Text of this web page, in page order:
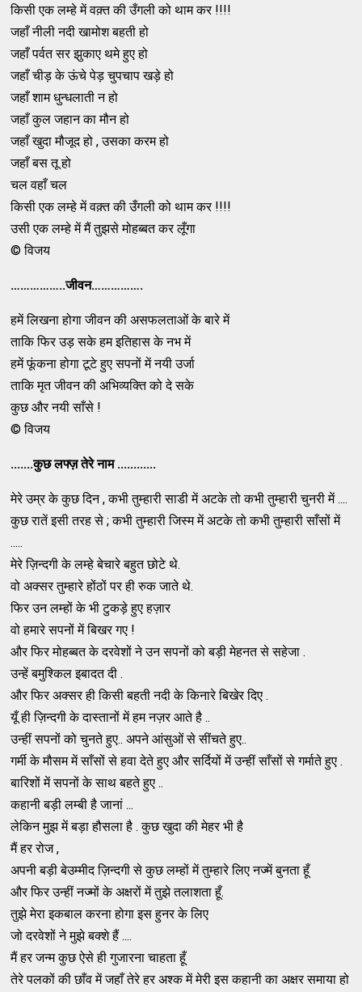
किसी एक लम्हे में वक़्त की उँगली को थाम कर !!!!
जहाँ नीली नदी खामोश बहती हो
जहाँ पर्वत सर झुकाए थमे हुए हो
जहाँ चीड़ के ऊंचे पेड़ चुपचाप खड़े हो
जहाँ शाम धुन्धलाती न हो
जहाँ कुल जहान का मौन हो
जहाँ खुदा मौजूद हो , उसका करम हो
जहाँ बस तू हो
चल वहाँ चल
किसी एक लम्हे में वक़्त की उँगली को थाम कर !!!!
उसी एक लम्हे में मैं तुझसे मोहब्बत कर लूँगा
© विजय
……………..जीवन…………….
हमें लिखना होगा जीवन की असफलताओं के बारे में
ताकि फिर उड़ सके हम इतिहास के नभ में
हमें फूंकना होगा टूटे हुए सपनों में नयी उर्जा
ताकि मृत जीवन की अभिव्यक्ति को दे सके
कुछ और नयी साँसे !
© विजय
.......कुछ लफ्ज़ तेरे नाम ............
मेरे उम्र के कुछ दिन , कभी तुम्हारी साडी में अटके तो कभी तुम्हारी चुनरी में ....
कुछ रातें इसी तरह से ; कभी तुम्हारी जिस्म में अटके तो कभी तुम्हारी साँसों में
.....
मेरे ज़िन्दगी के लम्हे बेचारे बहुत छोटे थे.
वो अक्सर तुम्हारे होंठों पर ही रुक जाते थे.
फिर उन लम्हों के भी टुकड़े हुए हज़ार
वो हमारे सपनों में बिखर गए !
और फिर मोहब्बत के दरवेशों ने उन सपनों को बड़ी मेहनत से सहेजा .
उन्हें बमुश्किल इबादत दी .
और फिर अक्सर ही किसी बहती नदी के किनारे बिखेर दिए .
यूँ ही ज़िन्दगी के दास्तानों में हम नज़र आते है ..
उन्हीं सपनों को चुनते हुए.. अपने आंसुओं से सींचते हुए..
गर्मी के मौसम में साँसों से हवा देते हुए और सर्दियों में उन्हीं साँसों से गर्माते हुए .
बारिशों में सपनों के साथ बहते हुए ..
कहानी बड़ी लम्बी है जानां ...
लेकिन मुझ में बड़ा हौसला है . कुछ खुदा की मेहर भी है
मैं हर रोज ,
अपनी बड़ी बेउम्मीद ज़िन्दगी से कुछ लम्हों में तुम्हारे लिए नज्में बुनता हूँ
और फिर उन्हीं नज्मों के अक्षरों में तुझे तलाशता हूँ.
तुझे मेरा इकबाल करना होगा इस हुनर के लिए
जो दरवेशों ने मुझे बक्शे हैं ....
मैं हर जन्म कुछ ऐसे ही गुजारना चाहता हूँ
तेरे पलकों की छाँव में जहाँ तेरे हर अश्क में मेरी इस कहानी का अक्षर समाया हो